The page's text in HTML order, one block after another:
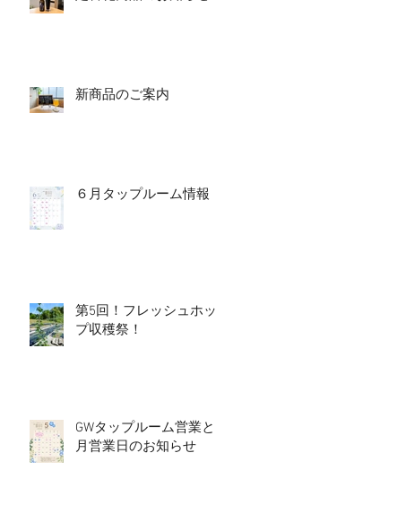
新商品のご案内
６月タップルーム情報
第5回！フレッシュホッ
プ収穫祭！
GWタップルーム営業と5
月営業日のお知らせ